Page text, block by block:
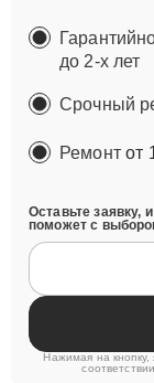
до 2-х лет
Срочный
Ремонтот
Оставьте заявку,
поможет с
Нажимая на